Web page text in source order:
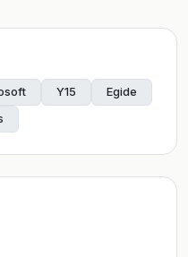
Y15
Egide